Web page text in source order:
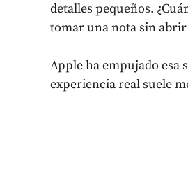
detalles pequeños.
tomar una nota sin abrir
Apple ha empujado esa
experiencia real suele